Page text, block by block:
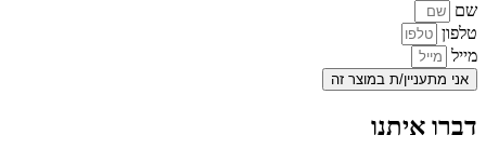
שם
טלפון
מייל
אני מתעניין/ת במוצר זה
דברו איתנו